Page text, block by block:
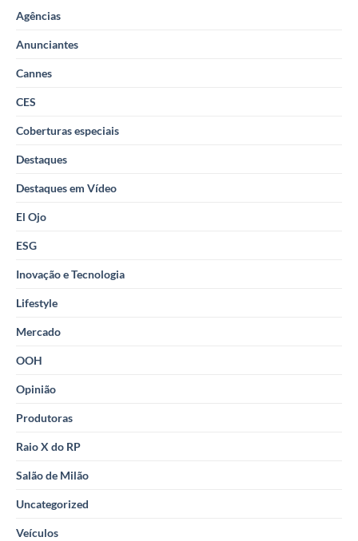
Agências
Anunciantes
Cannes
CES
Coberturas especiais
Destaques
Destaques em Vídeo
El Ojo
ESG
Inovação e Tecnologia
Lifestyle
Mercado
OOH
Opinião
Produtoras
Raio X do RP
Salão de Milão
Uncategorized
Veículos